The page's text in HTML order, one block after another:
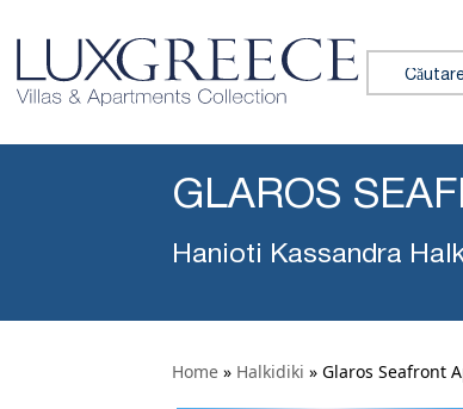
Caută:
GLAROS
Hanioti Kassandra
Home » Halkidiki » Glaros Seafront